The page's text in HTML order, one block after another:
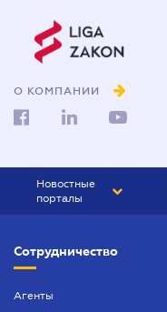
О КОМПАНИИ
Новостные
порталы
БИЗНЕС
Сотрудничество
Агенты